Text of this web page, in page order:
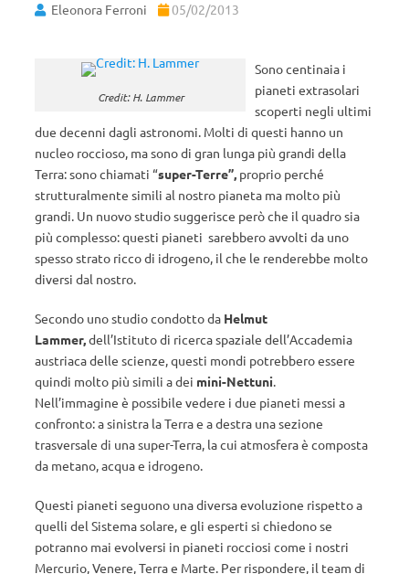
Eleonora Ferroni 05/02/2013
Credit: H. Lammer
Sono centinaia i
pianeti extrasolari
scoperti negli ultimi
due decenni dagli astronomi. Molti di questi hanno un
nucleo roccioso, ma sono di gran lunga più grandi della
Terra: sono chiamati “super-Terre”, proprio perché
strutturalmente simili al nostro pianeta ma molto più
grandi. Un nuovo studio suggerisce però che il quadro sia
più complesso: questi pianeti sarebbero avvolti da uno
spesso strato ricco di idrogeno, il che le renderebbe molto
diversi dal nostro.
Secondo uno studio condotto da Helmut
Lammer,dell’Istituto di ricerca spaziale dell’Accademia
austriaca delle scienze, questi mondi potrebbero essere
quindi molto più simili a dei mini-Nettuni.
Nell’immagine è possibile vedere i due pianeti messi a
confronto: a sinistra la Terra e a destra una sezione
trasversale di una super-Terra, la cui atmosfera è composta
da metano, acqua e idrogeno.
Questi pianeti seguono una diversa evoluzione rispetto a
quelli del Sistema solare, e gli esperti si chiedono se
potranno mai evolversi in pianeti rocciosi come i nostri
Mercurio, Venere, Terra e Marte. Per rispondere, il team di